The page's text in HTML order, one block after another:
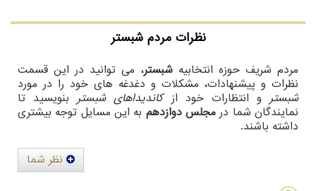
نظرات مردمشبستر
مردم شریف حوزه انتخابیهشبستر، می توانید در این قسمت
نظرات و پیشنهادات، مشکلات و دغدغه های خود را در مورد
شبستر و انتظارات خود ازکاندیداهای شبستر بنویسید تا
نمایندگان شما در مجلس دوازدهم به این مسایل توجه بیشتری
داشته باشند.
نظر شما